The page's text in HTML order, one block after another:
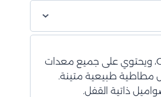
بديل مباشر لحوامل OEM، ويحتوي على جميع معدات
مطاطية طبيعية متينة.
ذاتية القفل.